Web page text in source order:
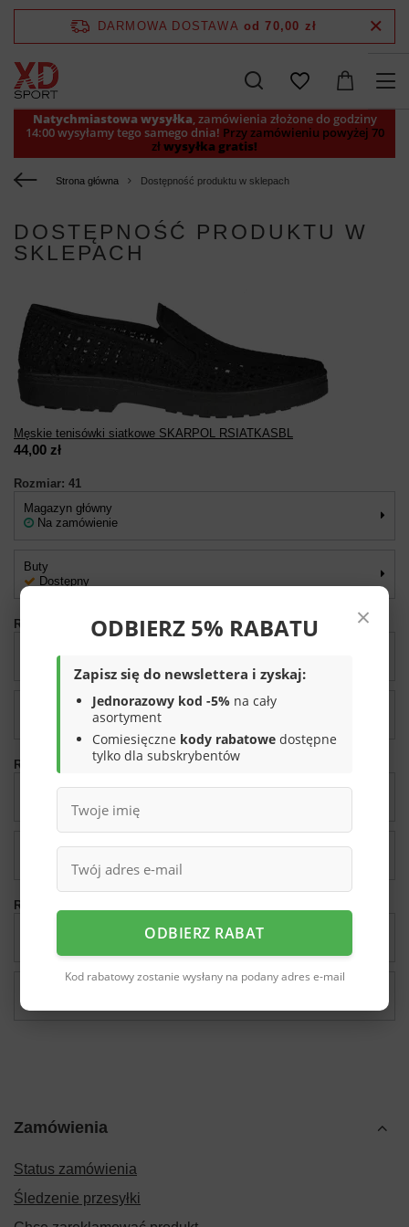
Natychmiastowa wysyłka, zamówienia złożone do godziny
14:00 wysyłamy tego samego dnia! Przy zamówieniu powyżej 70
złwysyłka gratis!
DARMOWA DOSTAWA od 70,00 zł
Strona główna Dostępność produktu w sklepach
DOSTĘPNOŚĆ PRODUKTU W
SKLEPACH
Męskie tenisówki siatkowe SKARPOL RSIATKASBL
44,00 zł
Rozmiar: 41
Magazyn główny
Na zamówienie
Buty
Dostępny
Rozmiar: 42
Rozmiar: 44
Magazyn główny
Na zamówienie
Dostępny
Rozmiar: 45
Zamówienia
Status zamówienia
Śledzenie przesyłki
×
ODBIERZ 5% RABATU
Zapisz się do newslettera i zyskaj:
Jednorazowy kod -5% na cały
asortyment
Comiesięczne kody rabatowe dostępne
tylko dla subskrybentów
ODBIERZ RABAT
Kod rabatowy zostanie wysłany na podany adres e-mail